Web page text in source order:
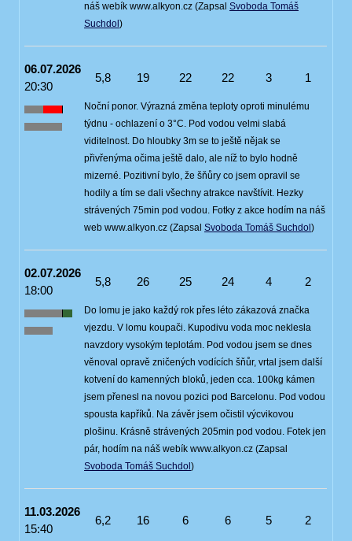
náš webík www.alkyon.cz (Zapsal Svoboda Tomáš
Suchdol )
06.07.2026
20:30
5,8 19 22 22 3 1
Noční ponor. Výrazná změna teploty oproti minulému
týdnu - ochlazení o 3°C. Pod vodou velmi slabá
viditelnost. Do hloubky 3m se to ještě nějak se
přivřenýma očima ještě dalo, ale níž to bylo hodně
mizerné. Pozitivní bylo, že šňůry co jsem opravil se
hodily a tím se dali všechny atrakce navštívit. Hezky
strávených 75min pod vodou. Fotky z akce hodím na náš
web www.alkyon.cz (Zapsal Svoboda Tomáš Suchdol )
02.07.2026
18:00
5,8 26 25 24 4 2
Do lomu je jako každý rok přes léto zákazová značka
vjezdu. V lomu koupači. Kupodivu voda moc neklesla
navzdory vysokým teplotám. Pod vodou jsem se dnes
věnoval opravě zničených vodících šňůr, vrtal jsem další
kotvení do kamenných bloků, jeden cca. 100kg kámen
jsem přenesl na novou pozici pod Barcelonu. Pod vodou
spousta kapříků. Na závěr jsem očistil výcvikovou
plošinu. Krásně strávených 205min pod vodou. Fotek jen
pár, hodím na náš webík www.alkyon.cz (Zapsal
Svoboda Tomáš Suchdol )
11.03.2026
15:40
6,2 16 6 6 5 2